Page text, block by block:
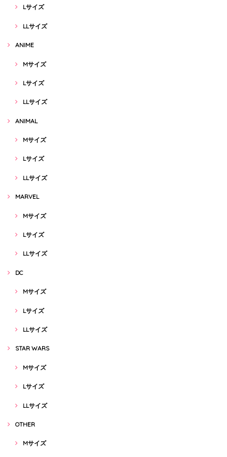
Lサイズ
LLサイズ
ANIME
Mサイズ
Lサイズ
LLサイズ
ANIMAL
Mサイズ
Lサイズ
LLサイズ
MARVEL
Mサイズ
Lサイズ
LLサイズ
DC
Mサイズ
Lサイズ
LLサイズ
STAR WARS
Mサイズ
Lサイズ
LLサイズ
OTHER
Mサイズ